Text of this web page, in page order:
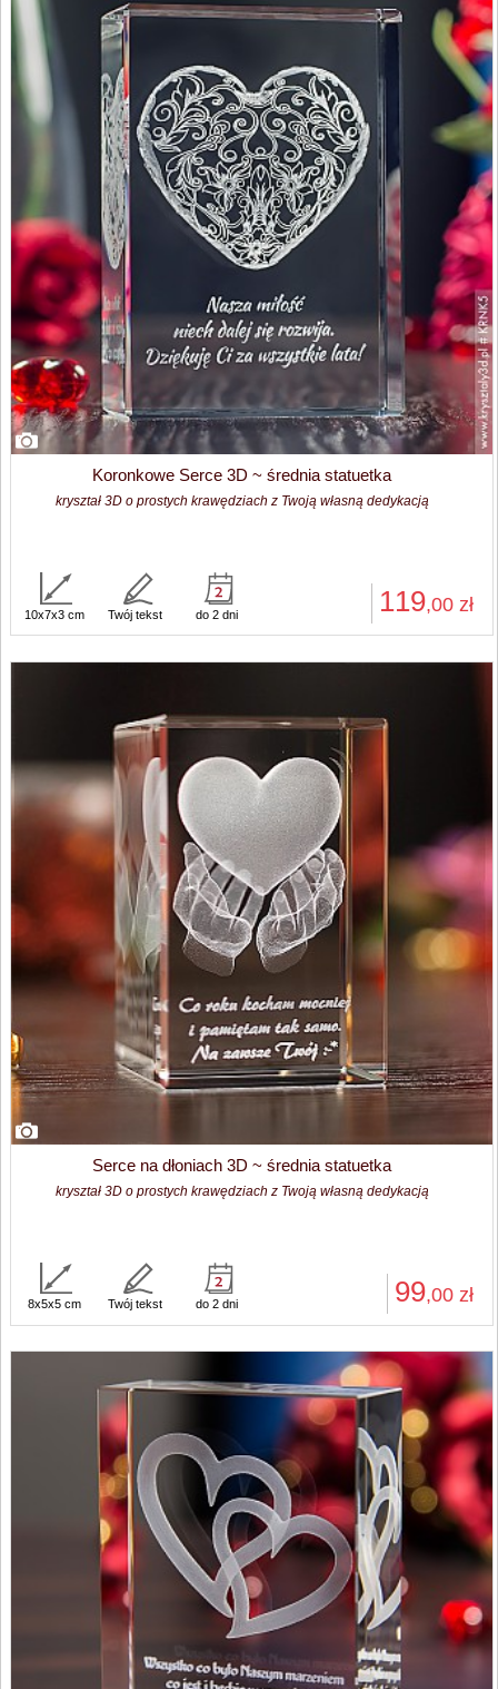
Koronkowe Serce 3D ~ średnia statuetka
kryształ 3D o prostych krawędziach z Twoją własną dedykacją
119,00 zł
10x7x3 cm Twój tekst do 2 dni
Serce na dłoniach 3D ~ średnia statuetka
kryształ 3D o prostych krawędziach z Twoją własną dedykacją
99,00 zł
8x5x5 cm Twój tekst do 2 dni